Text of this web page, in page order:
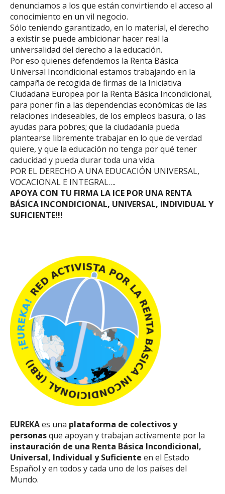
denunciamos a los que están convirtiendo el acceso al
conocimiento en un vil negocio.
Sólo teniendo garantizado, en lo material, el derecho
a existir se puede ambicionar hacer real la
universalidad del derecho a la educación.
Por eso quienes defendemos la Renta Básica
Universal Incondicional estamos trabajando en la
campaña de recogida de firmas de la Iniciativa
Ciudadana Europea por la Renta Básica Incondicional,
para poner fin a las dependencias económicas de las
relaciones indeseables, de los empleos basura, o las
ayudas para pobres; que la ciudadanía pueda
plantearse libremente trabajar en lo que de verdad
quiere, y que la educación no tenga por qué tener
caducidad y pueda durar toda una vida.
POR EL DERECHO A UNA EDUCACIÓN UNIVERSAL,
VOCACIONAL E INTEGRAL….
APOYA CON TU FIRMA LA ICE POR UNA RENTA
BÁSICA INCONDICIONAL, UNIVERSAL, INDIVIDUAL Y
SUFICIENTE!!!
EUREKAes una plataforma de colectivos y
personasque apoyan y trabajan activamente por la
instauración de una Renta Básica Incondicional,
Universal, Individual y Suficiente en el Estado
Español y en todos y cada uno de los países del
Mundo.